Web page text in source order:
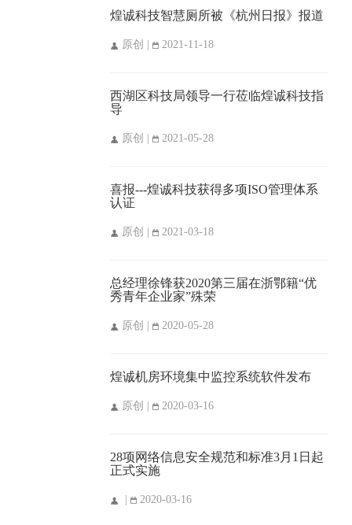
煌诚科技智慧厕所被《杭州日报》报道
原创 | 2021-11-18
西湖区科技局领导一行莅临煌诚科技指
导
原创 | 2021-05-28
喜报---煌诚科技获得多项ISO管理体系
认证
原创 | 2021-03-18
总经理徐锋获2020第三届在浙鄂籍“优
秀青年企业家”殊荣
原创 | 2020-05-28
煌诚机房环境集中监控系统软件发布
原创 | 2020-03-16
28项网络信息安全规范和标准3月1日起
正式实施
| 2020-03-16